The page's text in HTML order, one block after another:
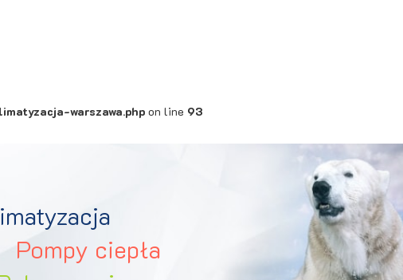
warszawa.php on line 93
Pompy ciepła